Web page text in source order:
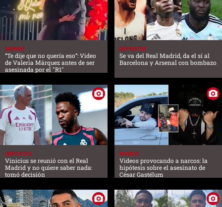
MUNDO
“Te dije que no quería eso”: Video
de Valeria Márquez antes de ser
asesinada por el "R1"
DEPORTES
Se va del Real Madrid, da el sí al
Barcelona y Arsenal con bombazo
DEPORTES
Vinicius se reunió con el Real
Madrid y no quiere saber nada:
tomó decisión
MUNDO
Videos provocando a narcos: la
hipótesis sobre el asesinato de
César Gastélum